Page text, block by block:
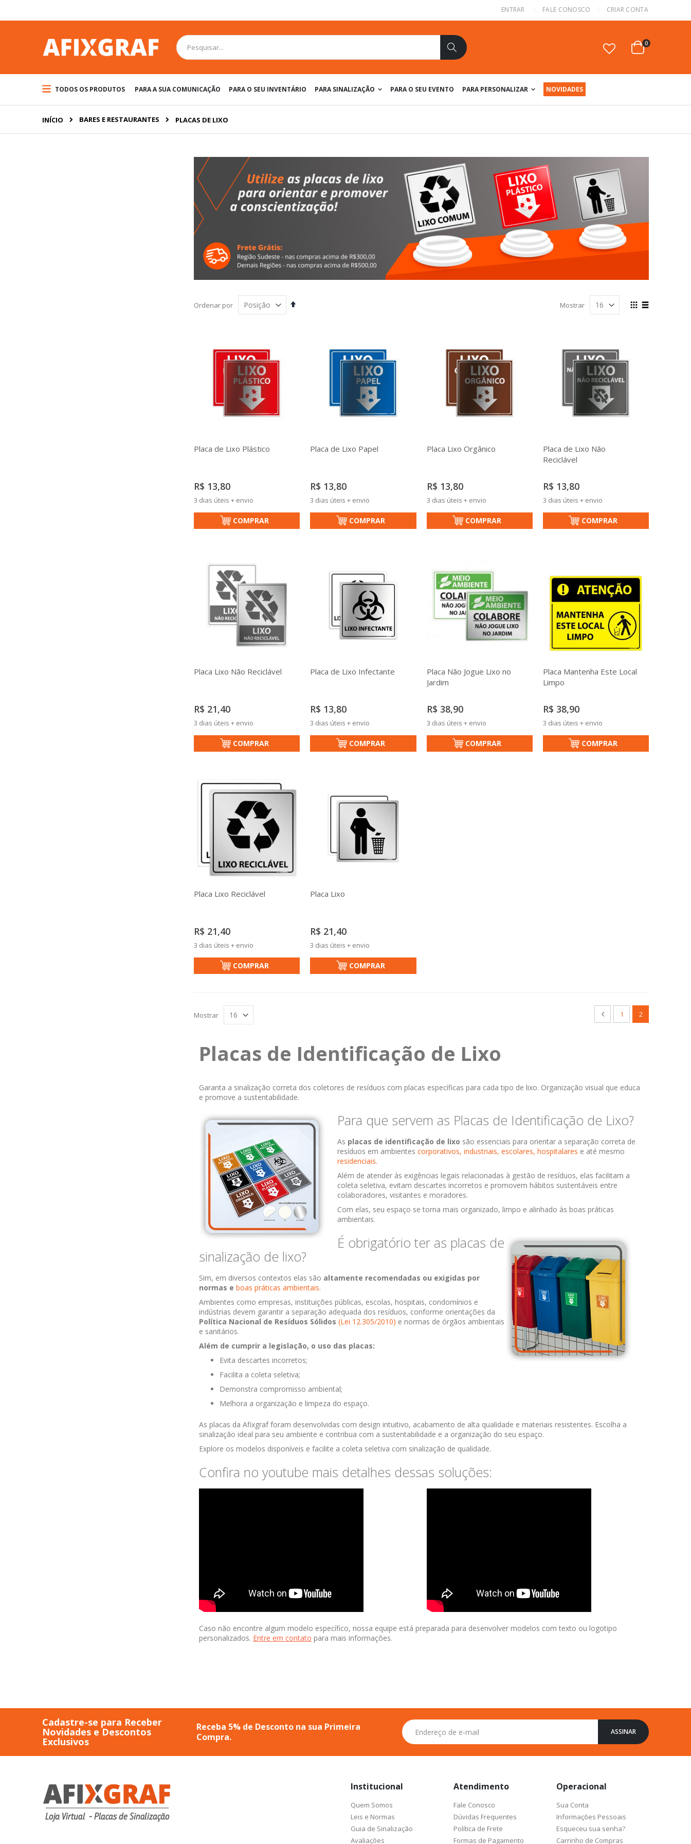
para
conteúdo
ENTRAR FALE CONOSCO CRIAR CONTA
Cart
0itens
Pesquisa
TODOS OS PRODUTOS PARA A SUA COMUNICAÇÃO PARA O SEU INVENTÁRIO PARA SINALIZAÇÃO PARA O SEU EVENTO PARA PERSONALIZAR NOVIDADES
INÍCIO BARES E RESTAURANTES PLACAS DE LIXO
Ordenar por
Definir
Ver
Mostrar
Placa de Lixo Plástico
R$ 13,80
3 dias úteis + envio
COMPRAR
Placa de Lixo Papel
R$ 13,80
3 dias úteis + envio
COMPRAR
Placa Lixo Orgânico
R$ 13,80
3 dias úteis + envio
COMPRAR
Placa de Lixo Não
Reciclável
R$ 13,80
3 dias úteis + envio
COMPRAR
Placa Lixo Não Reciclável
R$ 21,40
3 dias úteis + envio
COMPRAR
Placa de Lixo Infectante
R$ 13,80
3 dias úteis + envio
COMPRAR
Placa Não Jogue Lixo no
Jardim
R$ 38,90
3 dias úteis + envio
COMPRAR
Placa Mantenha Este Local
Limpo
R$ 38,90
3 dias úteis + envio
COMPRAR
Placa Lixo Reciclável
R$ 21,40
3 dias úteis + envio
COMPRAR
Placa Lixo
R$ 21,40
3 dias úteis + envio
COMPRAR
Página
Página
AnteriorPágina
1 Você esta lendo
2
Mostrar
Placas de Identificação de Lixo
Garanta a sinalização correta dos coletores de resíduos com placas específicas para cada tipo de lixo. Organização visual que educa
e promove a sustentabilidade.
Para que servem as Placas de Identificação de Lixo?
As placas de identificação de lixo são essenciais para orientar a separação correta de
resíduos em ambientes corporativos, industriais, escolares, hospitalares e até mesmo
residenciais.
Além de atender às exigências legais relacionadas à gestão de resíduos, elas facilitam a
coleta seletiva, evitam descartes incorretos e promovem hábitos sustentáveis entre
colaboradores, visitantes e moradores.
Com elas, seu espaço se torna mais organizado, limpo e alinhado às boas práticas
ambientais.
É obrigatório ter as placas de
sinalização de lixo?
Sim, em diversos contextos elas são altamente recomendadas ou exigidas por
normas e boas práticas ambientais.
Ambientes como empresas, instituições públicas, escolas, hospitais, condomínios e
indústrias devem garantir a separação adequada dos resíduos, conforme orientações da
Política Nacional de Resíduos Sólidos (Lei 12.305/2010) e normas de órgãos ambientais
e sanitários.
Além de cumprir a legislação, o uso das placas:
Evita descartes incorretos;
Facilita a coleta seletiva;
Demonstra compromisso ambiental;
Melhora a organização e limpeza do espaço.
As placas da Afixgraf foram desenvolvidas com design intuitivo, acabamento de alta qualidade e materiais resistentes. Escolha a
sinalização ideal para seu ambiente e contribua com a sustentabilidade e a organização do seu espaço.
Explore os modelos disponíveis e facilite a coleta seletiva com sinalização de qualidade.
Confira no youtube mais detalhes dessas soluções:
Caso não encontre algum modelo específico, nossa equipe está preparada para desenvolver modelos com texto ou logotipo
personalizados. Entre em contato para mais informações.
Cadastre-se para Receber
Novidades e Descontos
Exclusivos
Receba 5% de Desconto na sua Primeira
Compra.
Inscreva-
se
na
ASSINAR
Institucional
Quem Somos
Leis e Normas
Guia de Sinalização
Avaliações
Atendimento
Fale Conosco
Dúvidas Frequentes
Política de Frete
Formas de Pagamento
Operacional
Sua Conta
Informações Pessoais
Esqueceu sua senha?
Carrinho de Compras